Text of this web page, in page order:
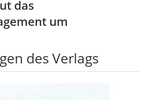
das
um
des Verlags